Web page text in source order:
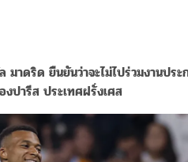
มาดริด ยืนยันว่าจะไม่ไปร่วมงานประ
ปารีส ประเทศฝรั่งเศส